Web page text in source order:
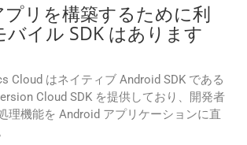
リを構築するために利
バイル SDK はあります
Cloud はネイティブ Android SDK である
Cloud SDK を提供しており、開発者
理機能を Android アプリケーションに直